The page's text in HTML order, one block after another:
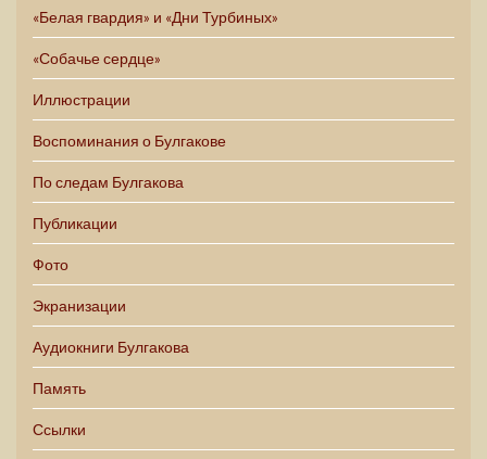
«Белая гвардия» и «Дни Турбиных»
«Собачье сердце»
Иллюстрации
Воспоминания о Булгакове
По следам Булгакова
Публикации
Фото
Экранизации
Аудиокниги Булгакова
Память
Ссылки